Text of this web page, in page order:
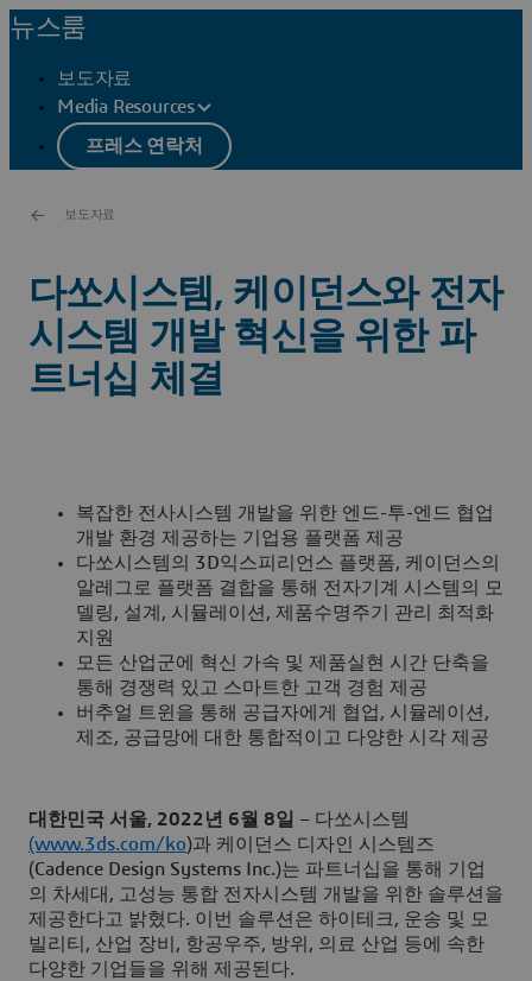
뉴스룸
보도자료
Media Resources
프레스 연락처
보도자료
다쏘시스템, 케이던스와 전자
시스템 개발 혁신을 위한 파
트너십 체결
복잡한 전사시스템 개발을 위한 엔드-투-엔드 협업
개발 환경 제공하는 기업용 플랫폼 제공
다쏘시스템의 3D익스피리언스 플랫폼, 케이던스의
알레그로 플랫폼 결합을 통해 전자기계 시스템의 모
델링, 설계, 시뮬레이션, 제품수명주기 관리 최적화
지원
모든 산업군에 혁신 가속 및 제품실현 시간 단축을
통해 경쟁력 있고 스마트한 고객 경험 제공
버추얼 트윈을 통해 공급자에게 협업, 시뮬레이션,
제조, 공급망에 대한 통합적이고 다양한 시각 제공
대한민국 서울, 2022년 6월 8일 – 다쏘시스템
(www.3ds.com/ko)과 케이던스 디자인 시스템즈
(Cadence Design Systems Inc.)는 파트너십을 통해 기업
의 차세대, 고성능 통합 전자시스템 개발을 위한 솔루션을
제공한다고 밝혔다. 이번 솔루션은 하이테크, 운송 및 모
빌리티, 산업 장비, 항공우주, 방위, 의료 산업 등에 속한
다양한 기업들을 위해 제공된다.